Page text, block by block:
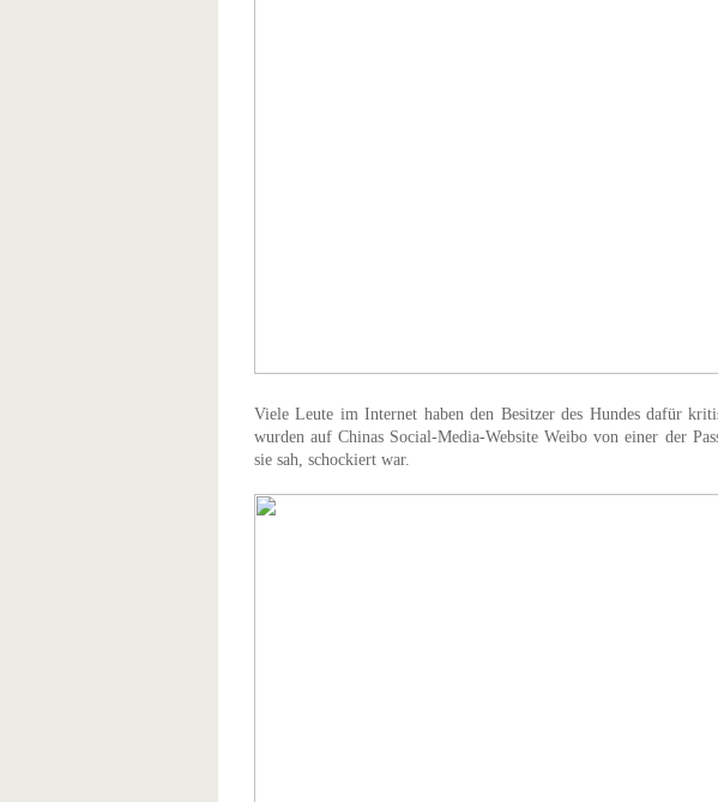
Viele Leute im Internet haben den Besitzer des Hundes dafür
wurden auf Chinas Social-Media-Website Weibo von einer der
sie sah, schockiert war.